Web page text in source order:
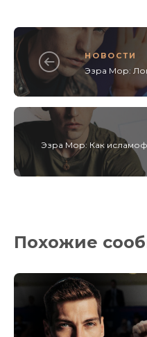
НОВОСТИ
Эзра Мор:
Эзра Мор: Как
Похожие